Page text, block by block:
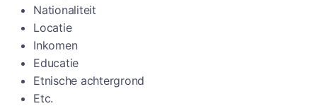
Nationaliteit
Locatie
Inkomen
Educatie
Etnische achtergrond
Etc.